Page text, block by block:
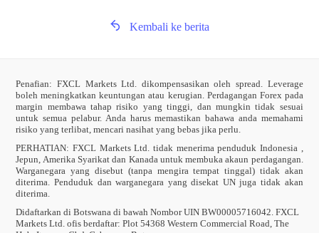
Kembali ke berita
Penafian: FXCL Markets Ltd. dikompensasikan oleh spread. Leverage
boleh meningkatkan keuntungan atau kerugian. Perdagangan Forex pada
margin membawa tahap risiko yang tinggi, dan mungkin tidak sesuai
untuk semua pelabur. Anda harus memastikan bahawa anda memahami
risiko yang terlibat, mencari nasihat yang bebas jika perlu.
PERHATIAN: FXCL Markets Ltd. tidak menerima penduduk Indonesia ,
Jepun, Amerika Syarikat dan Kanada untuk membuka akaun perdagangan.
Warganegara yang disebut (tanpa mengira tempat tinggal) tidak akan
diterima. Penduduk dan warganegara yang disekat UN juga tidak akan
diterima.
Didaftarkan di Botswana di bawah Nombor UIN BW00005716042. FXCL
Markets Ltd. ofis berdaftar: Plot 54368 Western Commercial Road, The